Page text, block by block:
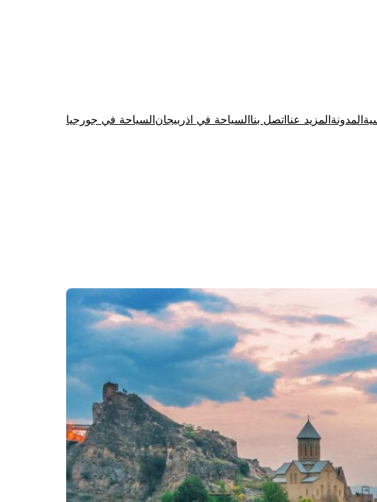
المدونةالمزيد عنااتصل بناالسياحة في اذربيجانالسياحة في جورجيا